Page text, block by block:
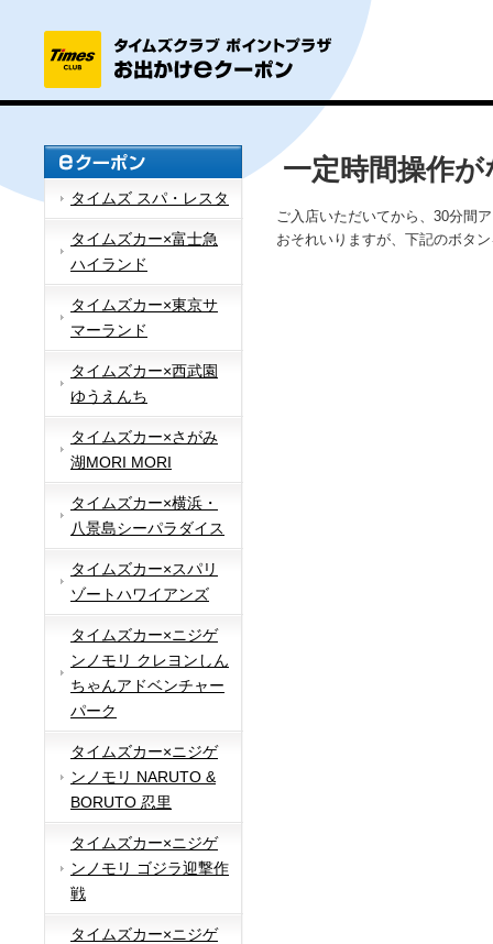
タイムズ スパ・レスタ
タイムズカー×富士急
ハイランド
タイムズカー×東京サ
マーランド
タイムズカー×西武園
ゆうえんち
タイムズカー×さがみ
湖MORI MORI
タイムズカー×横浜・
八景島シーパラダイス
タイムズカー×スパリ
ゾートハワイアンズ
タイムズカー×ニジゲ
ンノモリ クレヨンしん
ちゃんアドベンチャー
パーク
タイムズカー×ニジゲ
ンノモリ NARUTO &
BORUTO 忍里
タイムズカー×ニジゲ
ンノモリ ゴジラ迎撃作
戦
タイムズカー×ニジゲ
一定時間操作
ご入店いただいてから、30分間
おそれいりますが、下記のボタ